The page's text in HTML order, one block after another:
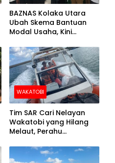
BAZNAS Kolaka Utara
Ubah Skema Bantuan
Modal Usaha, Kini
Barang Senilai Rp419,5
Juta
WAKATOBI
Tim SAR Cari Nelayan
Wakatobi yang Hilang
Melaut, Perahu
Kemasukan Air